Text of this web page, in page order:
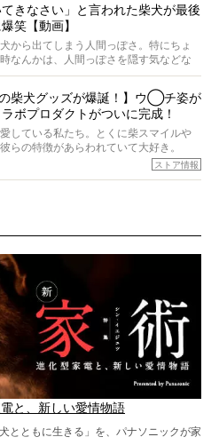
元気の秘訣や、老犬と暮らすうえで大切
ーナーさんに語っていただきます。今
は、17歳のときろうくん。小さい頃か
、何でも食べさせてきたということで
てきなさい」と言われた柴犬が最後
笑【動画】
から出てしまう人間っぽさ。特にちょ
なんかは、人間っぽさを隠す気などな
もしかして本当の本当は、中身は人間
の柴犬グッズが爆誕！】ウ◯チ姿が
ボプロダクトがついに完成！
している私たち。とくに柴スマイルや
らの特徴があらわれていて大好き。
…もうひとつ、忘れてはならない愛おしい
それは、背中を丸めて“ウンチなう”の姿
ストア情報
と、新しい愛情物語
とともに生きる」を、パナソニックが家